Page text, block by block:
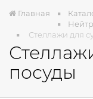
Главная
Стеллажи для
посуды